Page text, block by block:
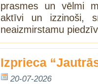
prasmes un vēlmi
aktīvi un izzinoši,
neaizmirstamu
Izprieca
20-07-2026